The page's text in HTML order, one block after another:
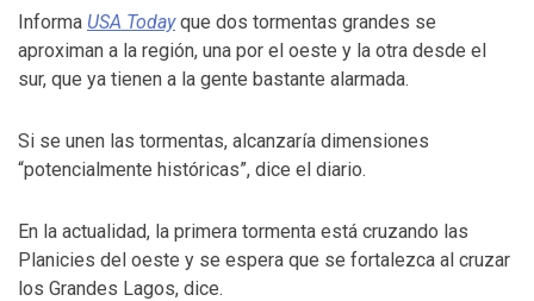
Informa USA Today que dos tormentas grandes se
aproximan a la región, una por el oeste y la otra desde el
sur, que ya tienen a la gente bastante alarmada.
Si se unen las tormentas, alcanzaría dimensiones
“potencialmente históricas”, dice el diario.
En la actualidad, la primera tormenta está cruzando las
Planicies del oeste y se espera que se fortalezca al cruzar
los Grandes Lagos, dice.